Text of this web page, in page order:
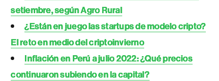
setiembre, según Agro Rural
¿Están en juego las startups de modelo cripto?
El reto en medio del criptoinvierno
Inflación en Perú a julio 2022: ¿Qué precios
continuaron subiendo en la capital?